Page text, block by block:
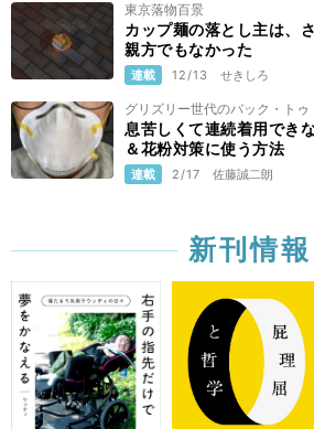
東京落物百景
カップ麺の落とし主は、
親方でもなかった
連載 12/13 せきしろ
グリズリー世代のバック・トゥ
息苦しくて連続着用でき
＆花粉対策に使う方法
連載 2/17 佐藤誠二朗
新刊情報